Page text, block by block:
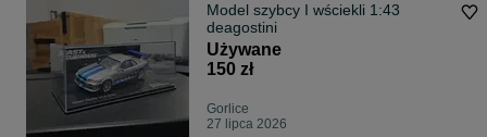
Model szybcy I wściekli 1:43
deagostini
Używane
150 zł
Gorlice
27 lipca 2026